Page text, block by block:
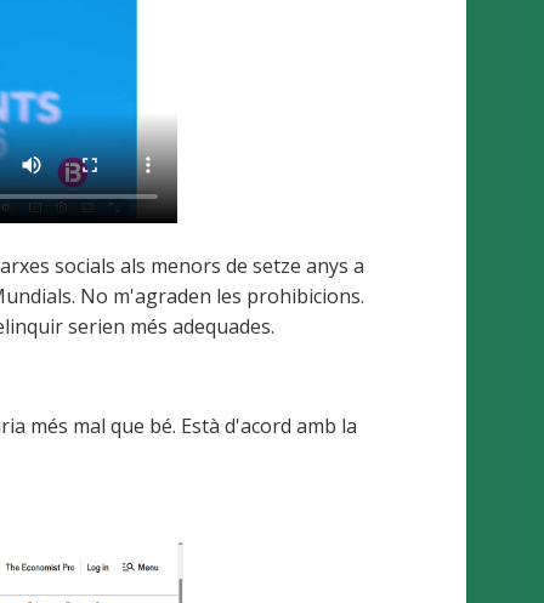
socials als menors de setze anys a
No m'agraden les prohibicions.
serien més adequades.
més mal que bé. Està d'acord amb la